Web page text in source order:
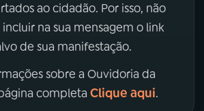
ao cidadão. Por isso, não
na sua mensagem o link
de sua manifestação.
sobre a Ouvidoria da
completa Clique aqui.